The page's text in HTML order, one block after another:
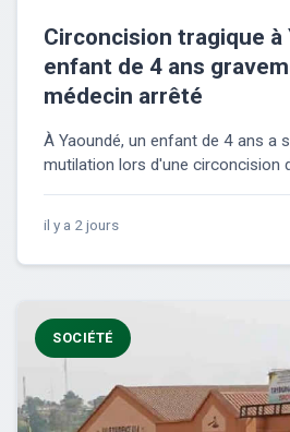
Circoncision tragique à
enfant de 4 ans
médecin arrêté
À Yaoundé, un enfant de 4 ans a
mutilation lors d'une circoncision
il y a 2 jours
SOCIÉTÉ